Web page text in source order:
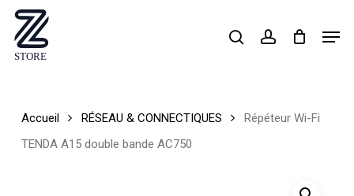
Skip
main
searchaccount
Accueil RÉSEAU & CONNECTIQUES
Répéteur Wi-Fi
TENDA A15 double bande AC750